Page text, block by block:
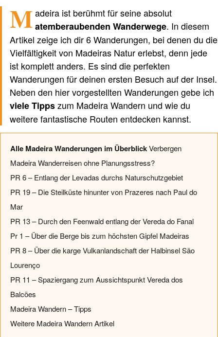
nicht von KI
Madeira ist berühmt für seine absolut
atemberaubenden Wanderwege. In diesem
Artikel zeige ich dir 6 Wanderungen, bei denen du die
Vielfältigkeit von Madeiras Natur erlebst, denn jede
ist komplett anders. Es sind die perfekten
Wanderungen für deinen ersten Besuch auf der Insel.
Neben den hier vorgestellten Wanderungen gebe ich
viele Tippszum Madeira Wandern und wie du
weitere fantastische Routen entdecken kannst.
Alle Madeira Wanderungen im ÜberblickVerbergen
Madeira Wanderreisen ohne Planungsstress?
PR 6 – Entlang der Levadas durchs Naturschutzgebiet
PR 19 – Die Steilküste hinunter von Prazeres nach Paul do
Mar
PR 13 – Durch den Feenwald entlang der Vereda do Fanal
Pr 1 – Über die Berge bis zum höchsten Gipfel Madeiras
PR 8 – Über die karge Vulkanlandschaft der Halbinsel São
Lourenço
PR 11 – Spaziergang zum Aussichtspunkt Vereda dos
Balcões
Madeira Wandern – Tipps
Weitere Madeira Wandern Artikel